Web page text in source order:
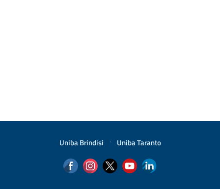
Uniba Brindisi · Uniba Taranto